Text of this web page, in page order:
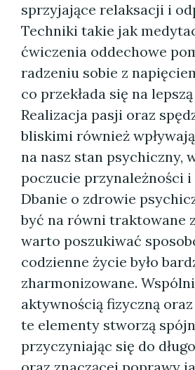
sprzyjające relaksacji i
Techniki takie jak
ćwiczenia oddechowe
radzeniu sobie z
co przekłada się na
Realizacja pasji oraz
bliskimi również
na nasz stan psychiczny,
poczucie przynależności i
Dbanie o zdrowie
być na równi traktowane
warto poszukiwać
codzienne życie było
zharmonizowane.
aktywnością fizyczną
te elementy stworzą
przyczyniając się do